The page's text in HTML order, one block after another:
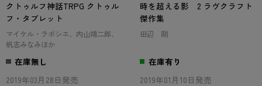
クトゥルフ神話TRPG クトゥル
フ・タブレット
マイケル・ラボシエ、内山靖二郎、
帆志みなみほか
在庫無し
2019年03月28日発売
時を超える影 2 ラヴクラフト
傑作集
田辺 剛
在庫有り
2019年01月10日発売